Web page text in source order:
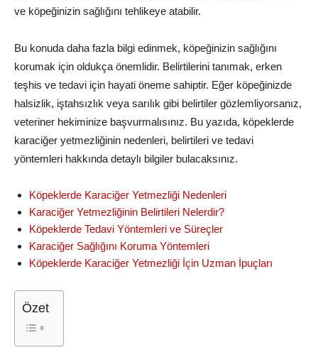
ve köpeğinizin sağlığını tehlikeye atabilir.
Bu konuda daha fazla bilgi edinmek, köpeğinizin sağlığını
korumak için oldukça önemlidir. Belirtilerini tanımak, erken
teşhis ve tedavi için hayati öneme sahiptir. Eğer köpeğinizde
halsizlik, iştahsızlık veya sarılık gibi belirtiler gözlemliyorsanız,
veteriner hekiminize başvurmalısınız. Bu yazıda, köpeklerde
karaciğer yetmezliğinin nedenleri, belirtileri ve tedavi
yöntemleri hakkında detaylı bilgiler bulacaksınız.
Köpeklerde Karaciğer Yetmezliği Nedenleri
Karaciğer Yetmezliğinin Belirtileri Nelerdir?
Köpeklerde Tedavi Yöntemleri ve Süreçler
Karaciğer Sağlığını Koruma Yöntemleri
Köpeklerde Karaciğer Yetmezliği İçin Uzman İpuçları
Özet